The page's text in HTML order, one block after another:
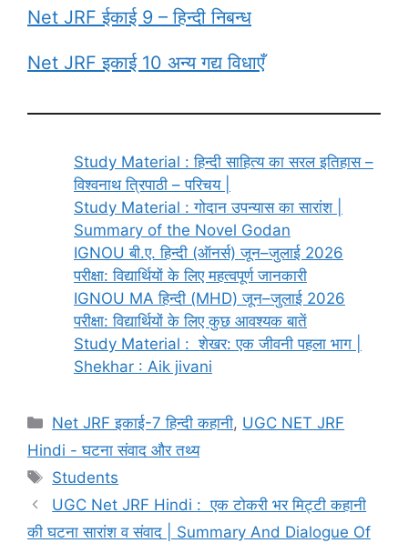
Net JRF ईकाई 9 – हिन्दी निबन्ध
Net JRF इकाई 10 अन्य गद्य विधाएँ
Study Material : हिन्दी साहित्य का सरल इतिहास –
विश्वनाथ त्रिपाठी – परिचय |
Study Material : गोदान उपन्यास का सारांश |
Summary of the Novel Godan
IGNOU बी.ए. हिन्दी (ऑनर्स) जून–जुलाई 2026
परीक्षा: विद्यार्थियों के लिए महत्वपूर्ण जानकारी
IGNOU MA हिन्दी (MHD) जून–जुलाई 2026
परीक्षा: विद्यार्थियों के लिए कुछ आवश्यक बातें
Study Material : शेखर: एक जीवनी पहला भाग |
Shekhar : Aik jivani
Net JRF इकाई-7 हिन्दी कहानी, UGC NET JRF
Hindi - घटना संवाद और तथ्य
Students
UGC Net JRF Hindi : एक टोकरी भर मिट्टी कहानी
की घटना सारांश व संवाद | Summary And Dialogue Of